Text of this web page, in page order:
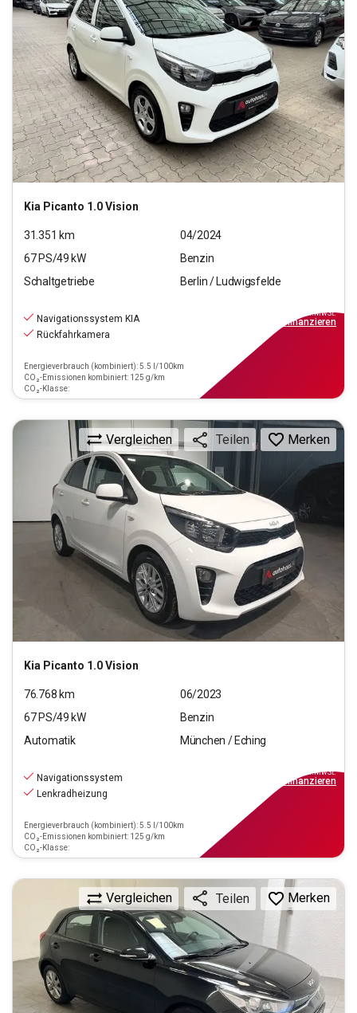
Kia Picanto 1.0 Vision
31.351 km
04/2024
67PS/49 kW
Benzin
Schaltgetriebe
Berlin / Ludwigsfelde
Navigationssystem KIA
Rückfahrkamera
Energieverbrauch (kombiniert): 5.5 l/100km
CO₂-Emissionen kombiniert: 125 g/km
CO₂-Klasse:
inkl.MwSt.
finanzieren
Kia Picanto 1.0 Vision
Vergleichen Teilen Merken
76.768km
06/2023
67PS/49kW
Benzin
Automatik
München / Eching
Navigationssystem
Lenkradheizung
Energieverbrauch (kombiniert): 5.5 l/100km
CO₂-Emissionen kombiniert: 125 g/km
CO₂-Klasse:
inkl.MwSt.
finanzieren
Vergleichen Teilen Merken